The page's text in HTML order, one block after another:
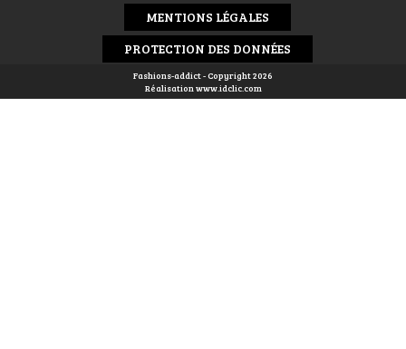
MENTIONS LÉGALES
PROTECTION DES DONNÉES
Fashions-addict - Copyright 2026
Réalisationwww.idclic.com